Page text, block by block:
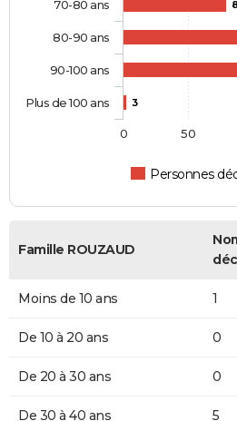
3
Personnes
70-80 ans
80-90 ans
90-100 ans
Plus de 100 ans
0 50
Famille ROUZAUD
Moins de 10 ans 1
De 10 à 20 ans 0
De 20 à 30 ans 0
De 30 à 40 ans 5